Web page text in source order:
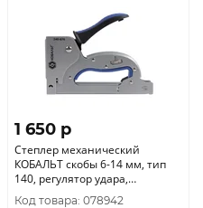
1 650 p
Степлер механический
КОБАЛЬТ скобы 6-14 мм, тип
140, регулятор удара,
увеличенный магазин 240-676
Код товара: 078942